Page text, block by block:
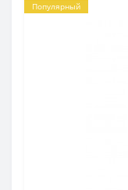
Популярный